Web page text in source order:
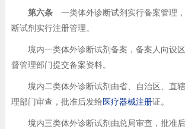
第六条一类体外诊断试剂实行备案管理
断试剂实行注册管理。
境内一类体外诊断试剂备案，备案人向设区
督管理部门提交备案资料。
境内二类体外诊断试剂由省、自治区、直辖
理部门审查，批准后发给医疗器械注册证。
境内三类体外诊断试剂由总局审查，批准后